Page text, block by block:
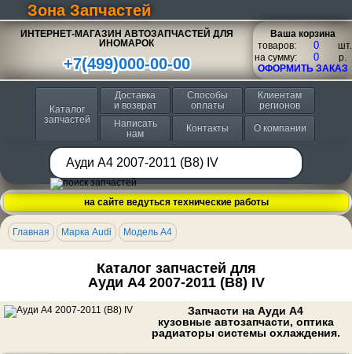
Зона Запчастей
ИНТЕРНЕТ-МАГАЗИН АВТОЗАПЧАСТЕЙ ДЛЯ
ИНОМАРОК
+7(499)000-00-00
Ваша корзина
товаров:
шт.
на сумму:
p.
ОФОРМИТЬ ЗАКАЗ
Каталог
запчастей
Доставка
и возврат
Способы
оплаты
Клиентам
регионов
Написать
нам
Контакты О компании
на сайте ведуться технические работы
Главная Марка Audi Модель A4
Каталог запчастей для
Ауди A4 2007-2011 (B8) IV
Запчасти на Ауди A4
кузовные автозапчасти, оптика
радиаторы системы охлаждения.